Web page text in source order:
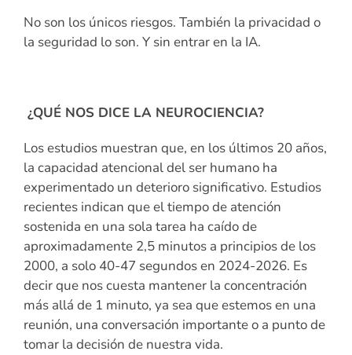
No son los únicos riesgos. También la privacidad o
la seguridad lo son. Y sin entrar en la IA.
¿QUÉ NOS DICE LA NEUROCIENCIA?
Los estudios muestran que, en los últimos 20 años,
la capacidad atencional del ser humano ha
experimentado un deterioro significativo. Estudios
recientes indican que el tiempo de atención
sostenida en una sola tarea ha caído de
aproximadamente 2,5 minutos a principios de los
2000, a solo 40-47 segundos en 2024-2026. Es
decir que nos cuesta mantener la concentración
más allá de 1 minuto, ya sea que estemos en una
reunión, una conversación importante o a punto de
tomar la decisión de nuestra vida.